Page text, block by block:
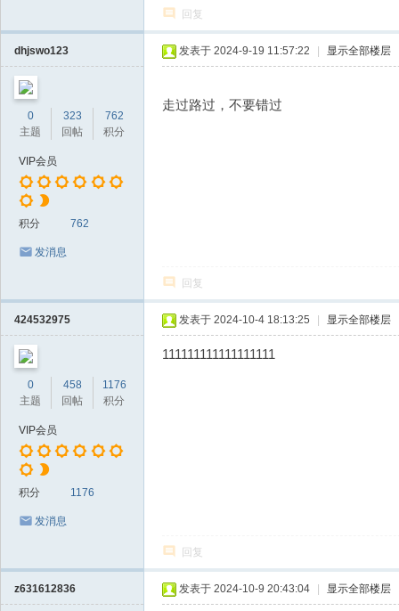
回复
dhjswo123
0
主题
323
回帖
762
积分
VIP会员
积分 762
发消息
发表于 2024-9-19 11:57:22 显示全部楼层
走过路过，不要错过
回复
424532975
0
主题
458
回帖
1176
积分
VIP会员
积分 1176
发消息
发表于 2024-10-4 18:13:25 显示全部楼层
111111111111111111
回复
z631612836 发表于 2024-10-9 20:43:04 显示全部楼层